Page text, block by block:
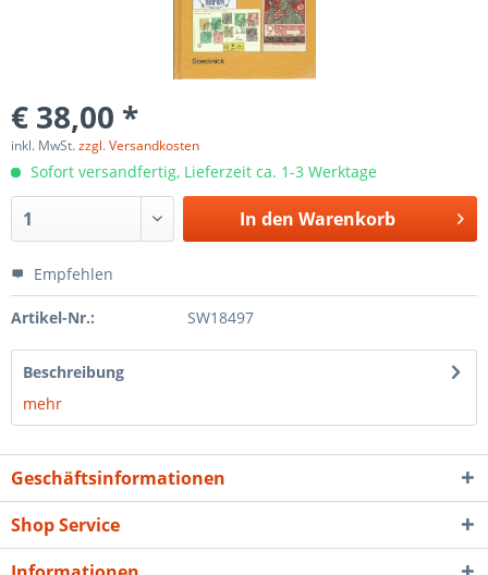
€ 38,00 *
inkl. MwSt.zzgl. Versandkosten
Sofort versandfertig, Lieferzeit ca. 1-3 Werktage
In den Warenkorb
Empfehlen
Artikel-Nr.: SW18497
Beschreibung
mehr
Geschäftsinformationen
Shop Service